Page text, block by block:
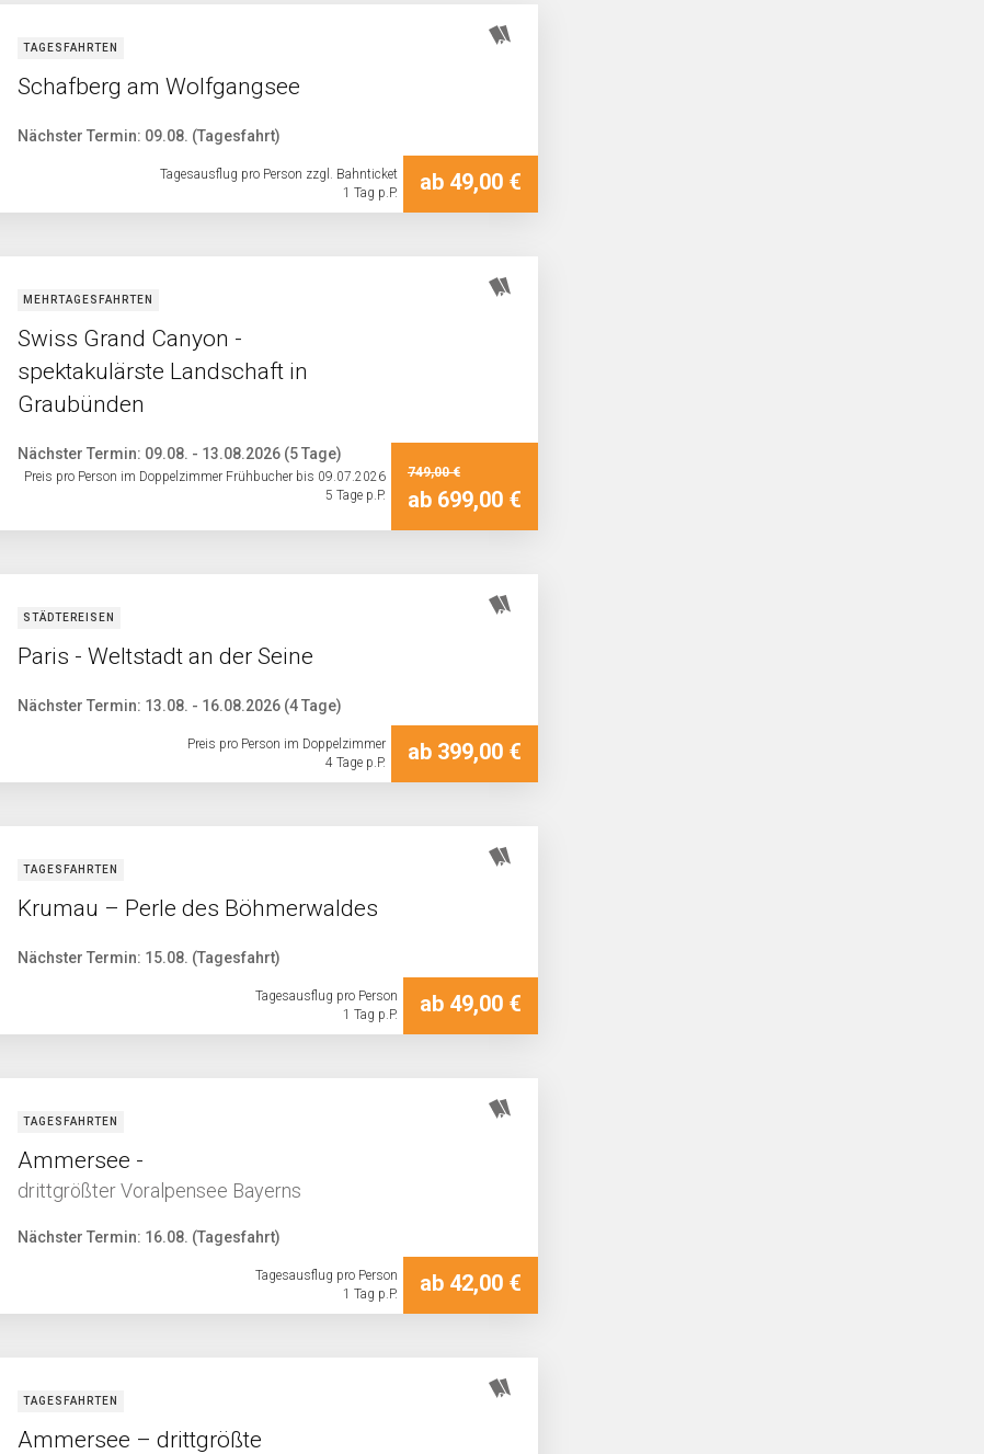
TAGESFAHRTEN
Schafberg am Wolfgangsee
Nächster Termin: 09.08. (Tagesfahrt)
Tagesausflug pro Person zzgl. Bahnticket
1 Tag p.P.
ab 49,00 €
MEHRTAGESFAHRTEN
Swiss Grand Canyon -
spektakulärste Landschaft in
Graubünden
Nächster Termin: 09.08. - 13.08.2026 (5 Tage)
Preis pro Person im Doppelzimmer Frühbucher bis 09.07.2026
5 Tage p.P.
749,00 €
ab 699,00 €
STÄDTEREISEN
Paris - Weltstadt an der Seine
Nächster Termin: 13.08. - 16.08.2026 (4 Tage)
Preis pro Person im Doppelzimmer
4 Tage p.P.
ab 399,00 €
TAGESFAHRTEN
Krumau – Perle des Böhmerwaldes
Nächster Termin: 15.08. (Tagesfahrt)
Tagesausflug pro Person
1 Tag p.P.
ab 49,00 €
TAGESFAHRTEN
Ammersee -
drittgrößter Voralpensee Bayerns
Nächster Termin: 16.08. (Tagesfahrt)
Tagesausflug pro Person
1 Tag p.P.
ab 42,00 €
TAGESFAHRTEN
Ammersee – drittgrößte